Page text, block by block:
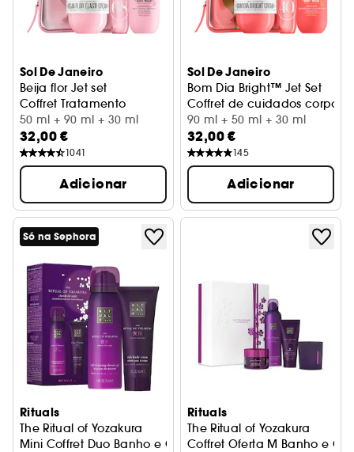
Sol De Janeiro
Beija flor Jet set
Coffret Tratamento
50 ml + 90 ml + 30 ml
32,00 €
1041
Adicionar
Sol De Janeiro
Bom Dia Bright™ Jet Set
Coffret de cuidados
90 ml + 50 ml + 30 ml
32,00 €
145
Adicionar
Só na Sephora
Rituals
The Ritual of Yozakura
Mini Coffret Duo Banho e Corpo
Rituals
The Ritual of Yozakura
Coffret Oferta M Banho e